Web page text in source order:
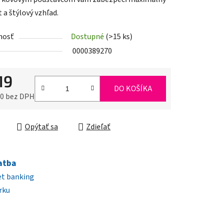
štýlový vzhľad.
Dostupné (>15 ks)
0000389270
bez DPH
DO KOŠÍKA
Opýtať sa Zdieľať
banking